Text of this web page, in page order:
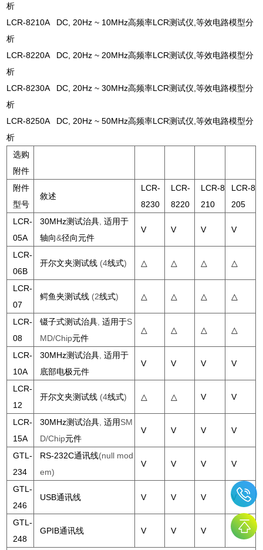
析
LCR-8210A DC, 20Hz ~ 10MHz高频率LCR测试仪,等效电路模型分
析
LCR-8220A DC, 20Hz ~ 20MHz高频率LCR测试仪,等效电路模型分
析
LCR-8230A DC, 20Hz ~ 30MHz高频率LCR测试仪,等效电路模型分
析
LCR-8250A DC, 20Hz ~ 50MHz高频率LCR测试仪,等效电路模型分
析
选购
附件
附件
型号
敘述
LCR-
8230
LCR-
8220
LCR-8
210
LCR-8
205
LCR-
05A
30MHz测试治具 ,适用于
轴向&径向元件
V V V V
LCR-
06B
开尔文夹测试线 (4线式) △ △ △ △
LCR-
07
鳄鱼夹测试线 (2线式) △ △ △ △
LCR-
08
镊子式测试治具 ,适用于S
MD/Chip元件
△ △ △ △
LCR-
10A
30MHz测试治具 ,适用于
底部电极元件
V V V V
LCR-
12
开尔文夹测试线 (4线式) △ △ V V
LCR-
15A
30MHz测试治具 ,适用SM
D/Chip元件
V V V V
GTL-
234
RS-232C通讯线(null mod
em)
V V V V
GTL-
246
USB通讯线 V V V V
GTL-
248
GPIB通讯线 V V V V